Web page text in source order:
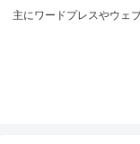
主にワードプレスやウェ